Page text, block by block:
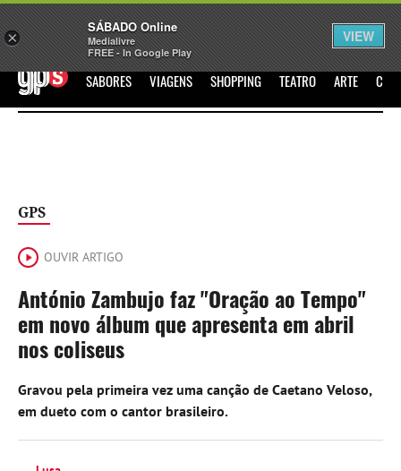
Sábado Assine Iniciar Sessão
GPS SABORES VIAGENS SHOPPING TEATRO ARTE
GPS
OUVIR ARTIGO
António Zambujo faz "Oração ao Tempo"
em novo álbum que apresenta em abril
nos coliseus
Gravou pela primeira vez uma canção de Caetano Veloso,
em dueto com o cantor brasileiro.
×
SÁBADO Online
Medialivre
FREE - In Google Play
VIEW